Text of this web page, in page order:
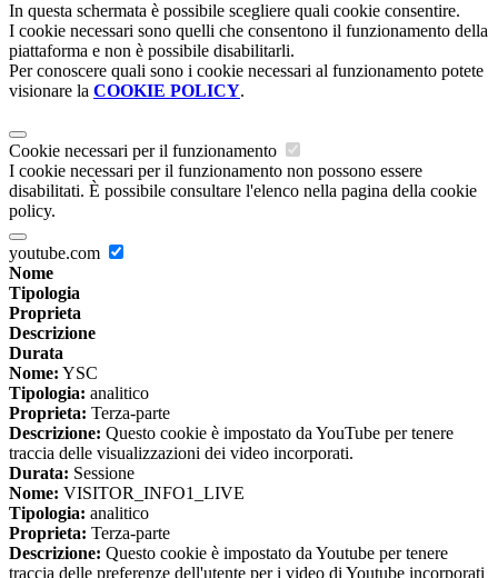
In questa schermata è possibile scegliere quali cookie consentire.
I cookie necessari sono quelli che consentono il funzionamento della
piattaforma e non è possibile disabilitarli.
Per conoscere quali sono i cookie necessari al funzionamento potete
visionare la COOKIE POLICY.
Cookie necessari per il funzionamento
I cookie necessari per il funzionamento non possono essere
disabilitati. È possibile consultare l'elenco nella pagina della cookie
policy.
youtube.com
Nome
Tipologia
Proprieta
Descrizione
Durata
Nome: YSC
Tipologia: analitico
Proprieta: Terza-parte
Descrizione: Questo cookie è impostato da YouTube per tenere
traccia delle visualizzazioni dei video incorporati.
Durata: Sessione
Nome: VISITOR_INFO1_LIVE
Tipologia: analitico
Proprieta: Terza-parte
Descrizione: Questo cookie è impostato da Youtube per tenere
traccia delle preferenze dell'utente per i video di Youtube incorporati